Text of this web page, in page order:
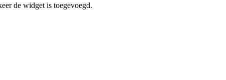
de widget is toegevoegd.